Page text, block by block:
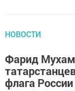
НОВОСТИ
Фарид
флага России